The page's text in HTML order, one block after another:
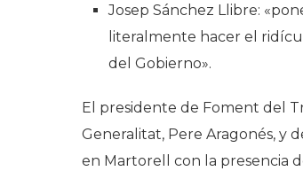
Josep Sánchez Llibre:
literalmente hacer el
del Gobierno».
El presidente de Foment del
Generalitat, Pere Aragonés, y
en Martorell con la presencia